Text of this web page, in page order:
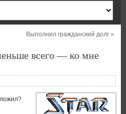
Выполнил гражданский долг»
всего — ко мне